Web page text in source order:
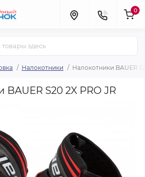
0
Налокотники Налокотники BAUER
S20 2X PRO JR